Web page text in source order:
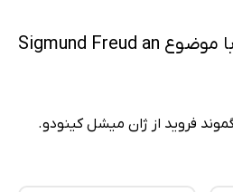
کتاب‌های الکترونیک با موضوع Sigmund Freud an
فروید از ژان میشل کینودو.